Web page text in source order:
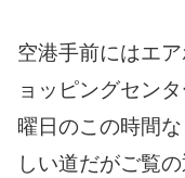
空港手前にはエ
ョッピングセン
曜日のこの時間
しい道だがご覧の